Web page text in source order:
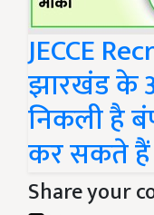
JECCE
झारखंड के
निकली है
कर सकते हैं
Share your